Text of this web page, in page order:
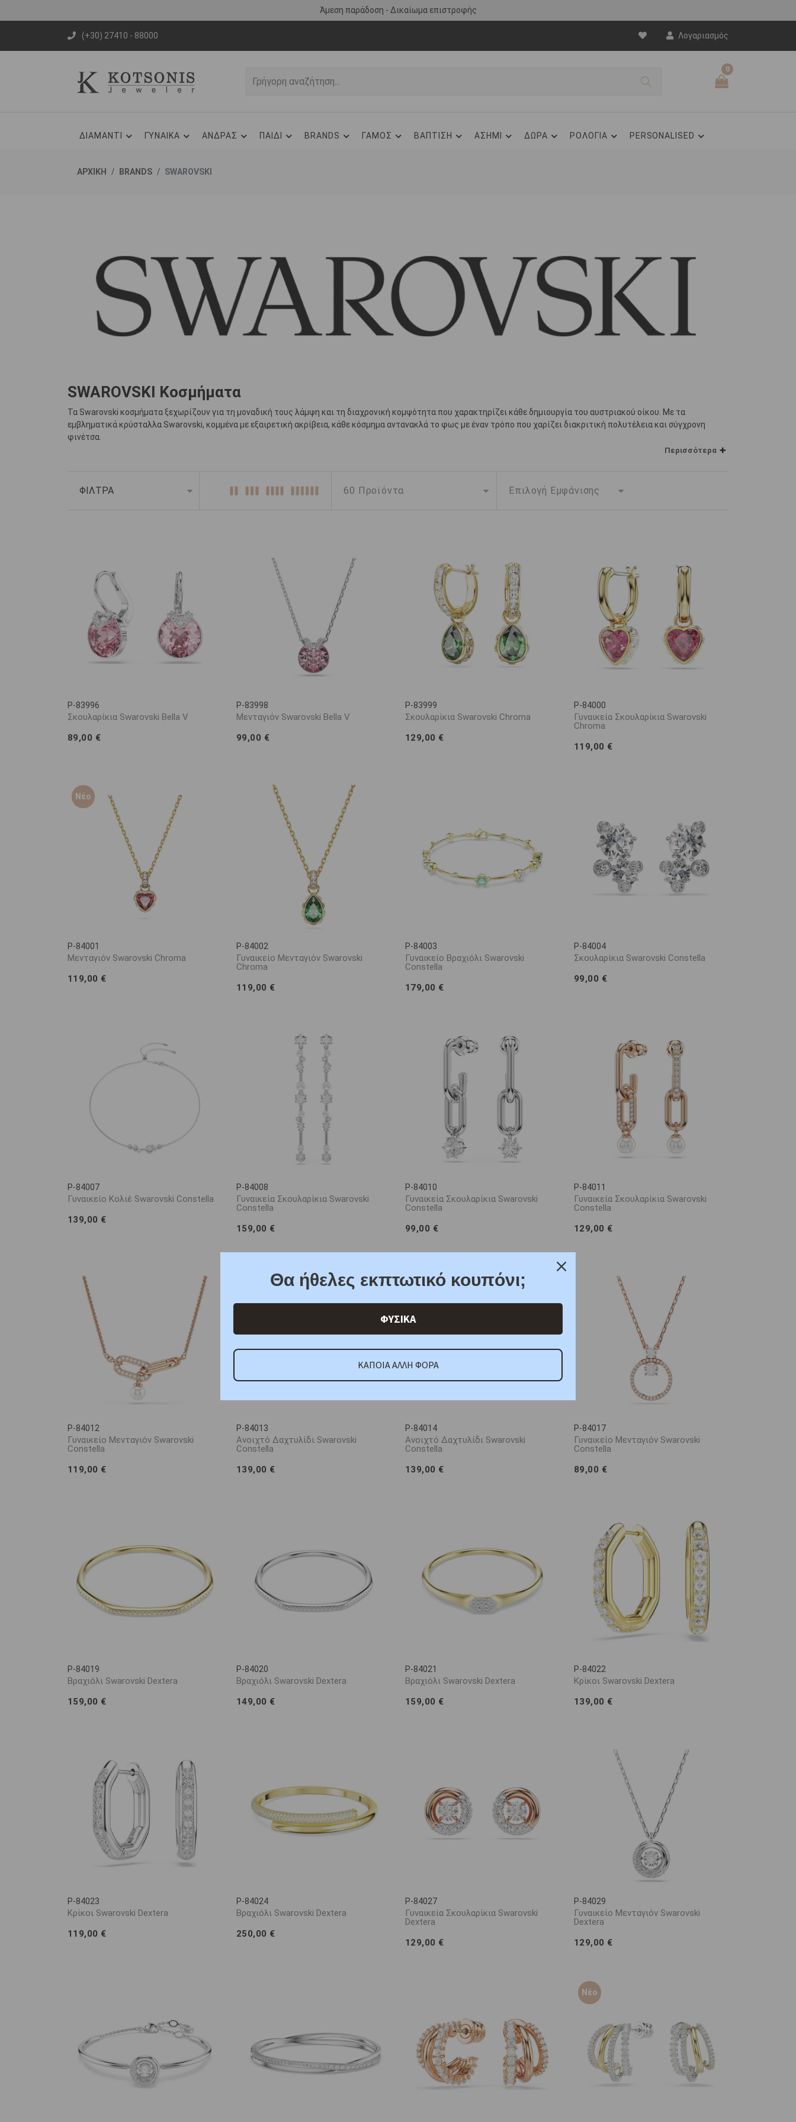
Άμεση παράδοση - Δικαίωμα επιστροφής
(+30) 27410 - 88000 Λογαριασμός
0
ΔΙΑΜΑΝΤΙ ΓΥΝΑΙΚΑ ΑΝΔΡΑΣ ΠΑΙΔΙ BRANDS ΓΑΜΟΣ ΒΑΠΤΙΣΗ ΑΣΗΜΙ ΔΩΡΑ ΡΟΛΟΓΙΑ PERSONALISED
ΑΡΧΙΚΗ BRANDS SWAROVSKI
SWAROVSKI Κοσμήματα
Τα Swarovski κοσμήματα ξεχωρίζουν για τη μοναδική τους λάμψη και τη διαχρονική κομψότητα που χαρακτηρίζει κάθε δημιουργία του αυστριακού οίκου. Με τα
εμβληματικά κρύσταλλα Swarovski, κομμένα με εξαιρετική ακρίβεια, κάθε κόσμημα αντανακλά το φως με έναν τρόπο που χαρίζει διακριτική πολυτέλεια και σύγχρονη
φινέτσα.
Είτε αναζητάτε ένα διακριτικό κόσμημα για την καθημερινότητα είτε ένα λαμπερό δώρο γεμάτο συμβολισμό, τα κοσμήματα Swarovski αποτελούν μια επιλογή που συνδυάζει
Περισσότερα
ΦΙΛΤΡΑ
P-83996
Σκουλαρίκια Swarovski Bella V
89,00 €
P-83998
Μενταγιόν Swarovski Bella V
99,00 €
P-83999
Σκουλαρίκια Swarovski Chroma
129,00 €
P-84000
Γυναικεία Σκουλαρίκια Swarovski
Chroma
119,00 €
Νέο
P-84001
Μενταγιόν Swarovski Chroma
119,00 €
P-84002
Γυναικείο Μενταγιόν Swarovski
Chroma
119,00 €
P-84003
Γυναικείο Βραχιόλι Swarovski
Constella
179,00 €
P-84004
Σκουλαρίκια Swarovski Constella
99,00 €
P-84007
Γυναικείο Κολιέ Swarovski Constella
139,00 €
P-84008
Γυναικεία Σκουλαρίκια Swarovski
Constella
159,00 €
P-84010
Γυναικεία Σκουλαρίκια Swarovski
Constella
99,00 €
P-84011
Γυναικεία Σκουλαρίκια Swarovski
Constella
129,00 €
P-84012
Γυναικείο Μενταγιόν Swarovski
Constella
119,00 €
P-84013
Ανοιχτό Δαχτυλίδι Swarovski
Constella
139,00 €
P-84014
Ανοιχτό Δαχτυλίδι Swarovski
Constella
139,00 €
P-84017
Γυναικείο Μενταγιόν Swarovski
Constella
89,00 €
P-84019
Βραχιόλι Swarovski Dextera
159,00 €
P-84020
Βραχιόλι Swarovski Dextera
149,00 €
P-84021
Βραχιόλι Swarovski Dextera
159,00 €
P-84022
Κρίκοι Swarovski Dextera
139,00 €
P-84023
Κρίκοι Swarovski Dextera
119,00 €
P-84024
Βραχιόλι Swarovski Dextera
250,00 €
P-84027
Γυναικεία Σκουλαρίκια Swarovski
Dextera
129,00 €
P-84029
Γυναικείο Μενταγιόν Swarovski
Dextera
129,00 €
Νέο
Θα ήθελες εκπτωτικό κουπόνι;
ΦΥΣΙΚΑ
ΚΑΠΟΙΑ ΑΛΛΗ ΦΟΡΑ